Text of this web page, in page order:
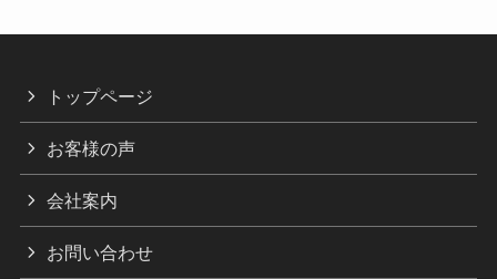
トップページ
お客様の声
会社案内
お問い合わせ